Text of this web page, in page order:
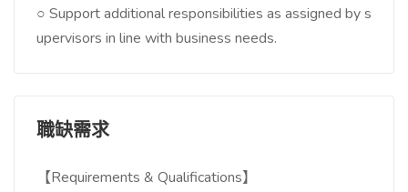
○ Support additional responsibilities as assigned by s
upervisors in line with business needs.
職缺需求
【Requirements & Qualifications】